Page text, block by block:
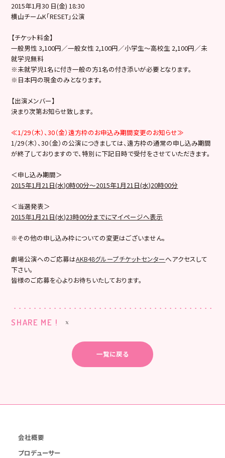
2015年1月30 日(金) 18:30
横山チームK「RESET」公演
【チケット料金】
一般男性 3,100円／一般女性 2,100円／小学生～高校生 2,100円／未
就学児無料
※未就学児1名に付き一般の方1名の付き添いが必要となります。
※日本円の現金のみとなります。
【出演メンバー】
決まり次第お知らせ致します。
≪1/29（木）、30（金）遠方枠のお申込み期間変更のお知らせ≫
1/29（木）、30（金）の公演につきましては、遠方枠の通常の申し込み期間
が終了しておりますので、特別に下記日時で受付をさせていただきます。
＜申し込み期間＞
2015年1月21日(水)0時00分～2015年1月21日(水)20時00分
＜当選発表＞
2015年1月21日(水)23時00分までにマイページへ表示
※その他の申し込み枠についての変更はございません。
劇場公演へのご応募はAKB48グループチケットセンターへアクセスして
下さい。
皆様のご応募を心よりお待ちいたしております。
SHARE ME !
一覧に戻る
会社概要
プロデューサー